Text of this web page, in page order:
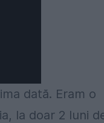
dată. Eram o
la doar 2 luni